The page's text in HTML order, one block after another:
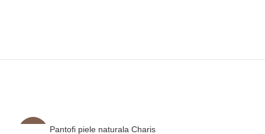
Pantofi piele naturala Charis